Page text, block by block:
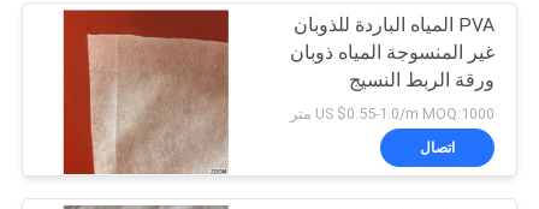
أكياس الغسيل القابلة
للذوبان في الماء
PVA المياه الباردة للذوبان
غير المنسوجة المياه ذوبان
ورقة الربط النسيج
US $0.55-1.0/m MOQ:1000 متر
اتصال